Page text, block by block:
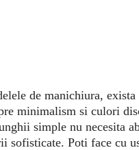
de manichiura,
minimalism si culori
simple nu necesita
sofisticate. Poti face cu